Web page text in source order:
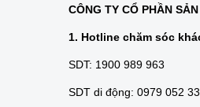
CÔNG TY CỔ PHẦN
1. Hotline chăm sóc
SDT: 1900 989 963
SDT di động: 0979 052